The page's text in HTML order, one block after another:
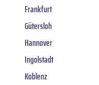
Frankfurt
Gütersloh
Hannover
Ingolstadt
Koblenz